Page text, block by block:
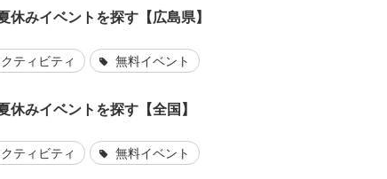
休みイベントを探す【広島県】
ティビティ 無料イベント
休みイベントを探す【全国】
ティビティ 無料イベント